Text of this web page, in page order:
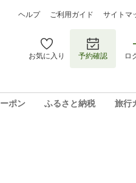
ヘルプ ご利用ガイド サイトマ
お気に入り 予約確認 ロ
ポン ふるさと納税 旅行